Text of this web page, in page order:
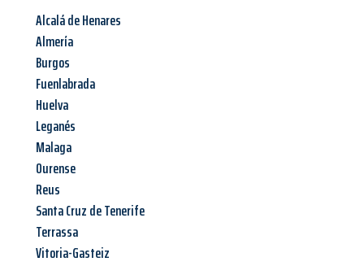
Alcalá de Henares
Almería
Burgos
Fuenlabrada
Huelva
Leganés
Malaga
Ourense
Reus
Santa Cruz de Tenerife
Terrassa
Vitoria-Gasteiz